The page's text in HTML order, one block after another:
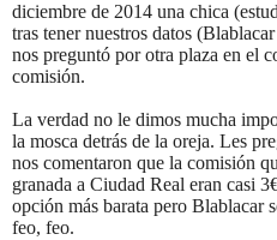
diciembre de 2014 una chica
tras tener nuestros datos
nos preguntó por otra plaza en el
comisión.
La verdad no le dimos mucha
la mosca detrás de la oreja. Les
nos comentaron que la comisión
granada a Ciudad Real eran casi
opción más barata pero Blablacar
feo, feo.